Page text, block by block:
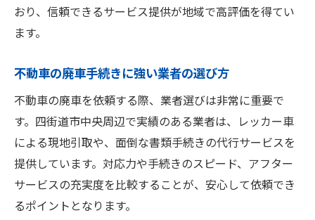
おり、信頼できるサービス提供が地域で高評価を得てい
ます。
不動車の廃車手続きに強い業者の選び方
不動車の廃車を依頼する際、業者選びは非常に重要で
す。四街道市中央周辺で実績のある業者は、レッカー車
による現地引取や、面倒な書類手続きの代行サービスを
提供しています。対応力や手続きのスピード、アフター
サービスの充実度を比較することが、安心して依頼でき
るポイントとなります。